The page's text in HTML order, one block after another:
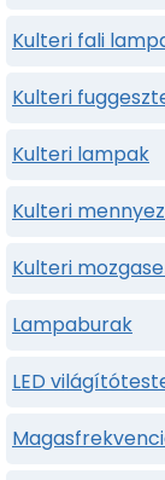
Kulteri fali
Kulteri
Kulteri lampak
Kulteri
Kulteri
Lampaburak
LED